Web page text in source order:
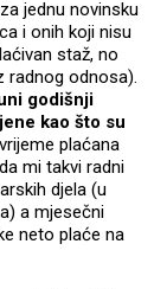
jednu novinsku
i onih koji nisu
staž, no
radnog odnosa).
godišnji
kao što su
plaćana
mi takvi radni
djela (u
a mjesečni
neto plaće na